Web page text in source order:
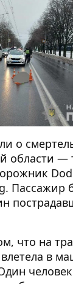
о
области —
Пассажир
что на
в